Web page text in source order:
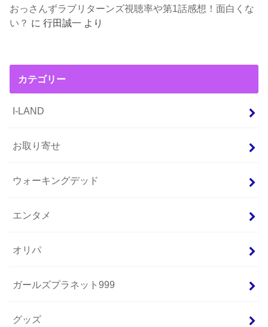
おっさんずラブリターンズ視聴率や第1話感想！面白くな
い？ に行田誠一 より
カテゴリー
I-LAND
お取り寄せ
ウォーキングデッド
エンタメ
オリパ
ガールズプラネット999
グッズ